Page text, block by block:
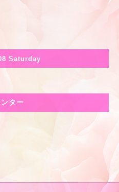
Saturday
ター